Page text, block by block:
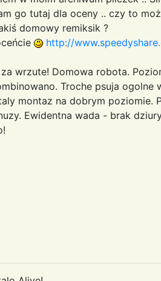
go tutaj dla oceny .. czy to
domowy remiksik ?
http://
wrzute! Domowa robota.
Troche psuja
montaz na dobrym poziomie.
Ewidentna wada - brak